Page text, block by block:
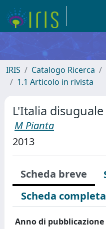
IRIS Catalogo Ricerca
1.1 Articolo in rivista
L'Italia disuguale
M Pianta
2013
Scheda breve
Scheda
Anno di pubblicazione